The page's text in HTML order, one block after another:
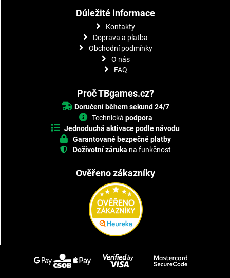
Důležité informace
Kontakty
Doprava a platba
Obchodní podmínky
O nás
FAQ
Proč TBgames.cz?
Doručení během sekund 24/7
Technická podpora
Jednoduchá aktivace podle návodu
Garantované bezpečné platby
Doživotní záruka na funkčnost
Ověřeno zákazníky